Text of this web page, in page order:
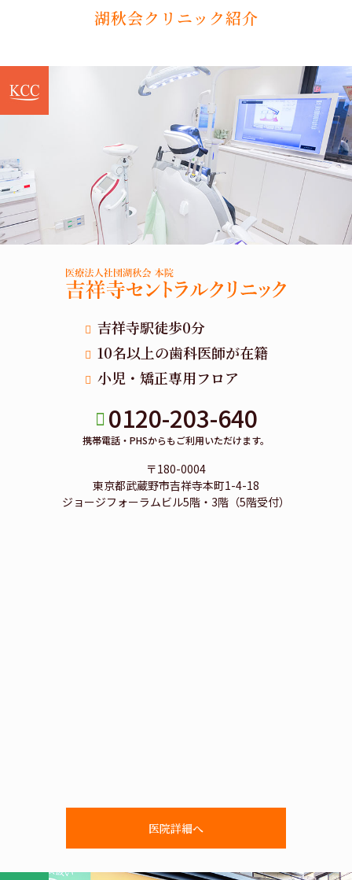
湖秋会クリニック紹介
吉祥寺駅徒歩0分
10名以上の歯科医師が在籍
小児・矯正専用フロア
0120-203-640
携帯電話・PHSからもご利用いただけます。
〒180-0004
東京都武蔵野市吉祥寺本町1-4-18
ジョージフォーラムビル5階・3階（5階受付）
医院詳細へ